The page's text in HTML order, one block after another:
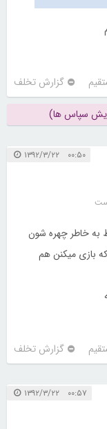
گزارش تخلف
سپاس ها)
۰۰:۵۰ ۱۳۹۲/۳/۲۲
به خاطر چهره شون
بازی میکنن هم
گزارش تخلف
۰۰:۵۷ ۱۳۹۲/۳/۲۲